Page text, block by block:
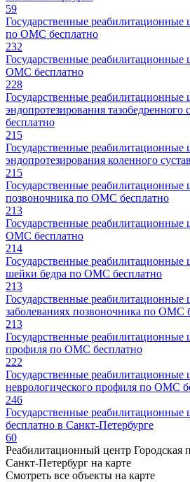
59
Государственные реабилитационные
по ОМС бесплатно
232
Государственные
ОМС бесплатно
228
Государственные реабилитационные
эндопротезирования
бесплатно
215
Государственные реабилитационные
эндопротезирования коленного
215
Государственные реабилитационные
позвоночника по ОМС бесплатно
213
Государственные реабилитационные
ОМС бесплатно
214
Государственные реабилитационные
шейки бедра по ОМС бесплатно
213
Государственные реабилитационные
заболеваниях позвоночника по ОМС
213
Государственные реабилитационные
профиля по ОМС бесплатно
222
Государственные реабилитационные
неврологического профиля по ОМС
246
Государственные
бесплатно в Санкт-Петербурге
60
Реабилитационный центр Городская
Санкт-Петербург на карте
Смотреть все объекты на карте